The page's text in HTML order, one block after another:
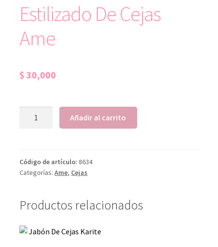
Estilizado De Cejas
Ame
$ 30,000
Añadir al carrito
Código de artículo: 8634
Categorías: Ame, Cejas
Productos relacionados